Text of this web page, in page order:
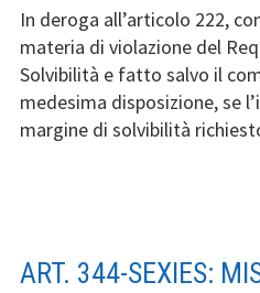
In deroga all’articolo 222,
materia di violazione del
Solvibilità e fatto salvo il
medesima disposizione, se
margine di solvibilità
ART. 344-SEXIES: